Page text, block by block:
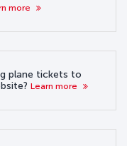
more
plane tickets to
Learn more